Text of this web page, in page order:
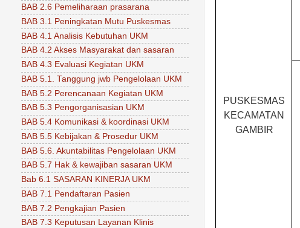
PUSKESMAS
KECAMATAN
GAMBIR
BAB 2.6 Pemeliharaan prasarana
BAB 3.1 Peningkatan Mutu Puskesmas
BAB 4.1 Analisis Kebutuhan UKM
BAB 4.2 Akses Masyarakat dan sasaran
BAB 4.3 Evaluasi Kegiatan UKM
BAB 5.1. Tanggung jwb Pengelolaan UKM
BAB 5.2 Perencanaan Kegiatan UKM
BAB 5.3 Pengorganisasian UKM
BAB 5.4 Komunikasi & koordinasi UKM
BAB 5.5 Kebijakan & Prosedur UKM
BAB 5.6. Akuntabilitas Pengelolaan UKM
BAB 5.7 Hak & kewajiban sasaran UKM
Bab 6.1 SASARAN KINERJA UKM
BAB 7.1 Pendaftaran Pasien
BAB 7.2 Pengkajian Pasien
BAB 7.3 Keputusan Layanan Klinis